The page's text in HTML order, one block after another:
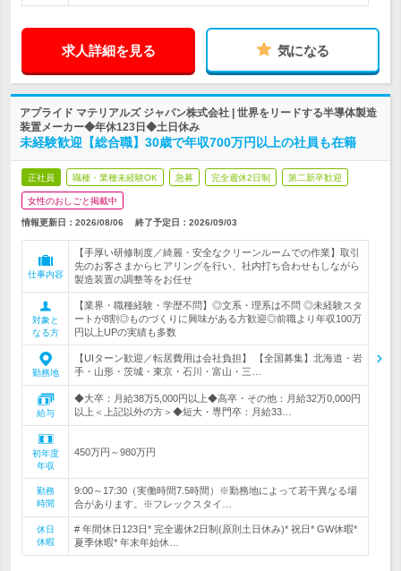
求人詳細を見る 気になる
アプライド マテリアルズ ジャパン株式会社 | 世界をリードする半導体製造
装置メーカー◆年休123日◆土日休み
未経験歓迎【総合職】30歳で年収700万円以上の社員も在籍
正社員 職種・業種未経験OK 急募 完全週休2日制 第二新卒歓迎
女性のおしごと掲載中
情報更新日：2026/08/06 終了予定日： 2026/09/03
仕事内容
【手厚い研修制度／綺麗・安全なクリーンルームでの作業】取引
先のお客さまからヒアリングを行い、社内打ち合わせもしながら
製造装置の調整等をお任せ
対象と
なる方
【業界・職種経験・学歴不問】◎文系・理系は不問 ◎未経験スタ
ートが8割◎ものづくりに興味がある方歓迎◎前職より年収100万
円以上UPの実績も多数
勤務地
【UIターン歓迎／転居費用は会社負担】 【全国募集】北海道・岩
手・山形・茨城・東京・石川・富山・三…
給与
◆大卒：月給38万5,000円以上◆高卒・その他：月給32万0,000円
以上＜上記以外の方＞◆短大・専門卒：月給33…
初年度
年収
450万円～980万円
勤務
時間
9:00～17:30（実働時間7.5時間）※勤務地によって若干異なる場
合があります。※フレックスタイ…
休日
休暇
# 年間休日123日* 完全週休2日制(原則土日休み)* 祝日* GW休暇*
夏季休暇* 年末年始休…